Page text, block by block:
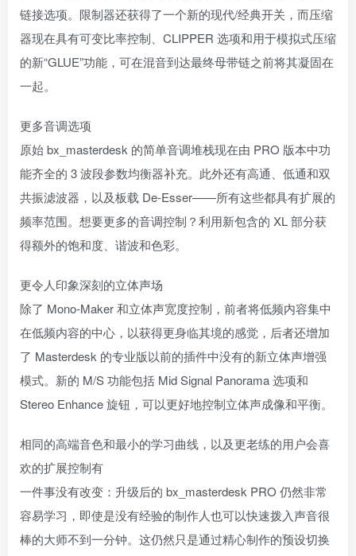
链接选项。限制器还获得了一个新的现代/经典开关，而压缩
器现在具有可变比率控制、CLIPPER 选项和用于模拟式压缩
的新“GLUE”功能，可在混音到达最终母带链之前将其凝固在
一起。
更多音调选项
原始 bx_masterdesk 的简单音调堆栈现在由 PRO 版本中功
能齐全的 3 波段参数均衡器补充。此外还有高通、低通和双
共振滤波器，以及板载 De-Esser——所有这些都具有扩展的
频率范围。想要更多的音调控制？利用新包含的 XL 部分获
得额外的饱和度、谐波和色彩。
更令人印象深刻的立体声场
除了 Mono-Maker 和立体声宽度控制，前者将低频内容集中
在低频内容的中心，以获得更身临其境的感觉，后者还增加
了 Masterdesk 的专业版以前的插件中没有的新立体声增强
模式。新的 M/S 功能包括 Mid Signal Panorama 选项和
Stereo Enhance 旋钮，可以更好地控制立体声成像和平衡。
相同的高端音色和最小的学习曲线，以及更老练的用户会喜
欢的扩展控制有
一件事没有改变：升级后的 bx_masterdesk PRO 仍然非常
容易学习，即使是没有经验的制作人也可以快速拨入声音很
棒的大师不到一分钟。这仍然只是通过精心制作的预设切换